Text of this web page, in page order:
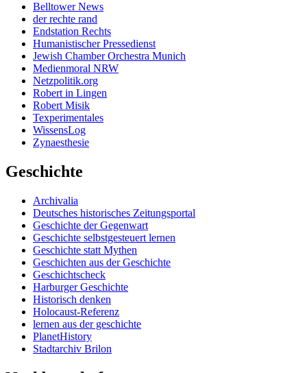
Belltower News
der rechte rand
Endstation Rechts
Humanistischer Pressedienst
Jewish Chamber Orchestra Munich
Medienmoral NRW
Netzpolitik.org
Robert in Lingen
Robert Misik
Texperimentales
WissensLog
Zynaesthesie
Geschichte
Archivalia
Deutsches historisches Zeitungsportal
Geschichte der Gegenwart
Geschichte selbstgesteuert lernen
Geschichte statt Mythen
Geschichten aus der Geschichte
Geschichtscheck
Harburger Geschichte
Historisch denken
Holocaust-Referenz
lernen aus der geschichte
PlanetHistory
Stadtarchiv Brilon